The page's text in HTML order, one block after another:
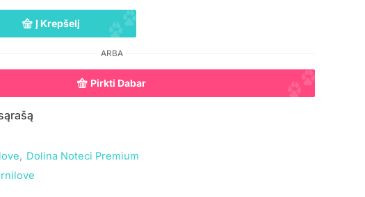
Į Krepšelį
ARBA
Pirkti Dabar
, Dolina Noteci Premium